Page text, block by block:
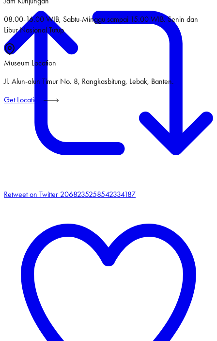
Retweet on Twitter 2068235258542334187
08.00-16.00 WIB, Sabtu-Minggu sampai 15.00 WIB. Senin dan
Libur Nasional Tutup
Museum Location
Jl. Alun-alun Timur No. 8, Rangkasbitung, Lebak, Banten.
Get Location